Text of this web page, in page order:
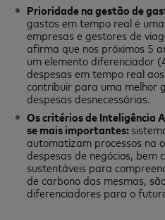
Prioridade na gestão de
gastos em tempo real é
empresas e gestores de
afirma que nos próximos 5
um elemento diferenciador
despesas em tempo real
contribuir para uma melhor
despesas desnecessárias.
Os critérios de Inteligência
se mais importantes:
automatizam processos na
despesas de negócios,
sustentáveis para
de carbono das mesmas,
diferenciadores para o